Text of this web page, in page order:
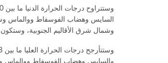
السايس وهضاب الفوسفاط ووالماس
وشمال شرق الأقاليم الجنوبية، وستكون ما بين 13 و 18 درجة بمنطقة طنجة وبالسواحل